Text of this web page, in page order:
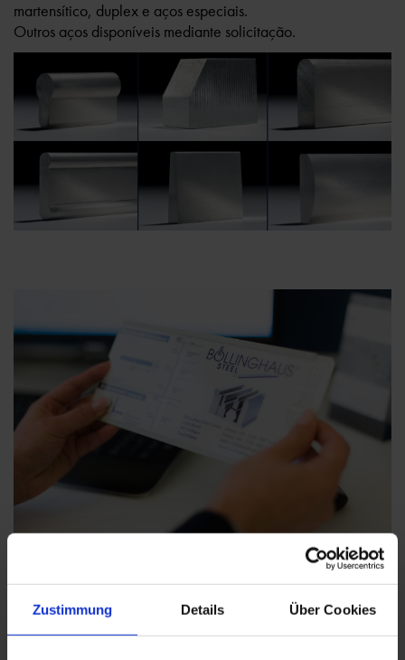
Zustimmung Details Über Cookies
martensítico, duplex e aços especiais.
Outros aços disponíveis mediante solicitação.
A SATISFAÇÃO DO CLIENTE É A